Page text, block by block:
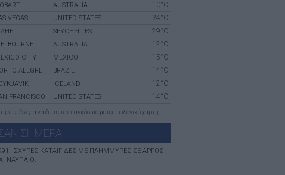
AUSTRALIA 10°C
VEGAS UNITED STATES 34°C
SEYCHELLES 29°C
AUSTRALIA 12°C
CITY MEXICO 15°C
ALEGRE BRAZIL 14°C
ICELAND 12°C
FRANCISCO UNITED STATES 14°C
εδώγια να δείτε τον παγκόσμιο μετεωρολογικό χάρτη
ΣHΜΕΡΑ
ΙΣΧΥΡΈΣ ΚΑΤΑΙΓΊΔΕΣ ΜΕ ΠΛΗΜΜΎΡΕΣ ΣΕ ΑΡΓΟΣ
ΝΑΎΠΛΙΟ.